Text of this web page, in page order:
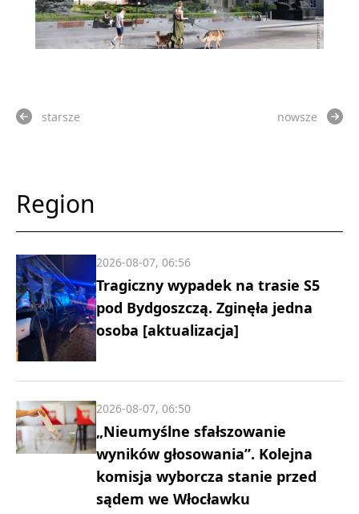
starsze nowsze
Region
Tragiczny wypadek na trasie S5
pod Bydgoszczą. Zginęła jedna
osoba [aktualizacja]
2026-08-07, 06:56
„Nieumyślne sfałszowanie
wyników głosowania”. Kolejna
komisja wyborcza stanie przed
sądem we Włocławku
2026-08-07, 06:50